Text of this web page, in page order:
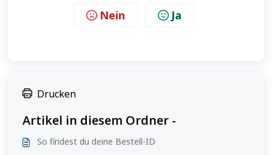
Nein Ja
Drucken
Artikel in diesem Ordner -
So findest du deine Bestell-ID